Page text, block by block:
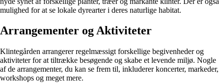
mulighed for at se lokale dyrearter i deres naturlige habitat.
Arrangementer og Aktiviteter
Klintegården arrangerer regelmæssigt forskellige begivenheder og
aktiviteter for at tiltrække besøgende og skabe et levende miljø. Nogle
af de arrangementer, du kan se frem til, inkluderer koncerter, markeder,
workshops og meget mere.